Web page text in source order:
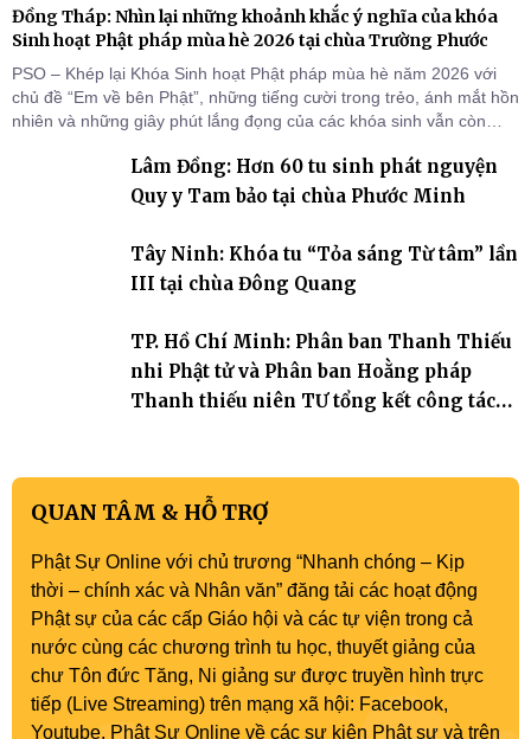
Đồng Tháp: Nhìn lại những khoảnh khắc ý nghĩa của khóa
Sinh hoạt Phật pháp mùa hè 2026 tại chùa Trường Phước
PSO – Khép lại Khóa Sinh hoạt Phật pháp mùa hè năm 2026 với
chủ đề “Em về bên Phật”, những tiếng cười trong trẻo, ánh mắt hồn
nhiên và những giây phút lắng đọng của các khóa sinh vẫn còn
Tháp). Những tuần tu học ngắn ngủi nhưng đã trở thành hành
trang quý báu, gieo những hạt giống thiện l
Lâm Đồng: Hơn 60 tu sinh phát nguyện
Quy y Tam bảo tại chùa Phước Minh
Tây Ninh: Khóa tu “Tỏa sáng Từ tâm” lần
III tại chùa Đông Quang
TP. Hồ Chí Minh: Phân ban Thanh Thiếu
nhi Phật tử và Phân ban Hoằng pháp
Thanh thiếu niên TƯ tổng kết công tác
QUAN TÂM & HỖ TRỢ
Phật Sự Online với chủ trương “Nhanh chóng – Kịp
thời – chính xác và Nhân văn” đăng tải các hoạt động
Phật sự của các cấp Giáo hội và các tự viện trong cả
nước cùng các chương trình tu học, thuyết giảng của
chư Tôn đức Tăng, Ni giảng sư được truyền hình trực
tiếp (Live Streaming) trên mạng xã hội: Facebook,
Youtube, Phật Sự Online về các sự kiện Phật sự và trên